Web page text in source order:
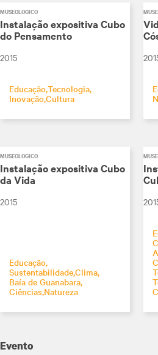
MUSEOLÓGICO
Instalação expositiva Cubo
do Pensamento
2015
EducaçãoTecnologia
InovaçãoCultura
MUSEOLÓGICO
Instalação expositiva Cubo
da Vida
2015
Educação
SustentabilidadeClima
Baía de Guanabara
CiênciasNatureza
Evento